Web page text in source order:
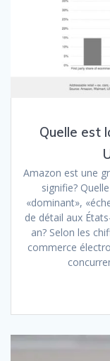
Quelle est
Amazon est une
signifie?
«dominant»,
de détail aux
an? Selon les
commerce